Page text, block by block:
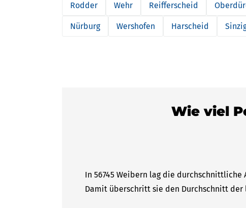
Rodder Wehr Reifferscheid
Nürburg Wershofen Harscheid
Wie viel
In 56745 Weibern lag die durchschnittliche
Damit überschritt sie den Durchschnitt der